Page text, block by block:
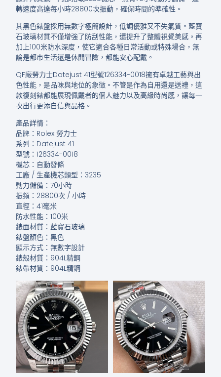
轉速度高達每小時28800次振動，確保時間的準確性。
其黑色錶盤採用無數字極簡設計，低調優雅又不失氣質。藍寶
石玻璃材質不僅增強了防刮性能，還提升了整體視覺美感。再
加上100米防水深度，使它適合各種日常活動或特殊場合，無
論是都市生活還是休閒冒險，都能安心配戴。
QF廠勞力士Datejust 41型號126334-0018擁有卓越工藝與出
色性能，是品味與地位的象徵。不管是作為自用還是送禮，這
款復刻錶都能展現佩戴者的個人魅力以及高級時尚感，讓每一
次出行更添自信與品格。
產品詳情：
品牌：Rolex 勞力士
系列：Datejust 41
型號：126334-0018
機芯：自動發條
工廠 / 生產機芯類型：3235
動力儲備：70小時
振頻：28800次 / 小時
直徑：41毫米
防水性能：100米
錶面材質：藍寶石玻璃
錶盤顏色：黑色
顯示方式：無數字設計
錶殼材質：904L精鋼
錶帶材質：904L精鋼